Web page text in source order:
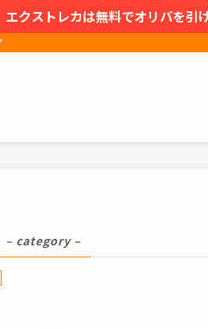
エクストレカは無料でオリパを引
– category –